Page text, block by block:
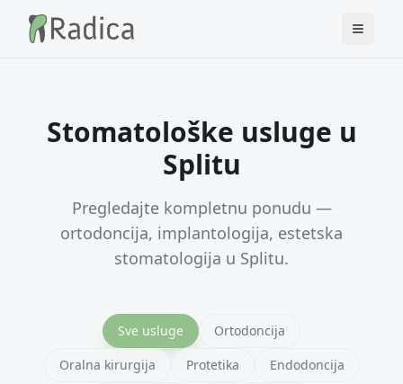
Stomatološke usluge u
Splitu
Pregledajte kompletnu ponudu —
ortodoncija, implantologija, estetska
stomatologija u Splitu.
Sve usluge
Ortodoncija
Oralna kirurgija
Protetika
Endodoncija